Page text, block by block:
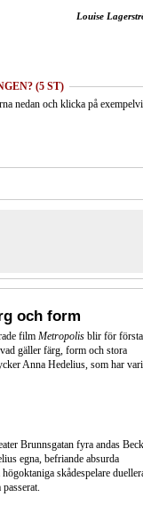
Louise
(5 ST)
nedan och klicka på
och form
film Metropolis blir för första
gäller färg, form och stora
Anna Hedelius, som har
Brunnsgatan fyra andas
egna, befriande absurda
skådespelare